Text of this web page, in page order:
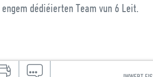
dédiéierten Team vun 6 Leit.